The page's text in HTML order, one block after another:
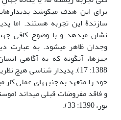
برای این هدف می­کوشد
سازندۀ این تجربه هستند. اما
نشان می­دهد و با وضوح کافی
وجدان ظاهر می­شود. به عبارت
چیزها، آن­گونه که به آگاهی
1388: 17). پدیدار شناسی هیچ
خود را متعهد به جنبه­های عملی
پور، 1390: 33).